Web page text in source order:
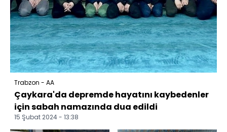
Trabzon - AA
Çaykara'da depremde hayatını kaybedenler
için sabah namazında dua edildi
15 Şubat 2024 - 13:38